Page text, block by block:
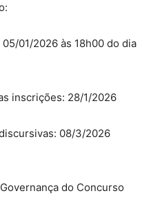
01/2026 às 18h00 do dia
inscrições: 28/1/2026
08/3/2026
do Concurso